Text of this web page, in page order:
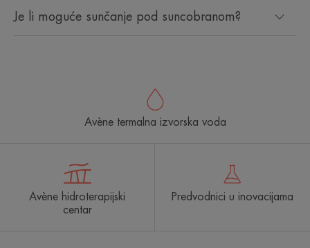
Je li moguće sunčanje pod suncobranom?
Avène termalna izvorska voda
Avène hidroterapijski
centar
Predvodnici u inovacijama